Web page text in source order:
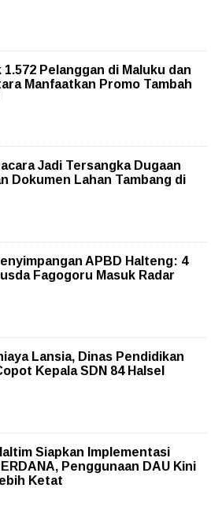
1.572 Pelanggan di Maluku dan
Manfaatkan Promo Tambah
Jadi Tersangka Dugaan
Dokumen Lahan Tambang di
APBD Halteng: 4
Fagogoru Masuk Radar
Lansia, Dinas Pendidikan
Kepala SDN 84 Halsel
Siapkan Implementasi
Penggunaan DAU Kini
Ketat